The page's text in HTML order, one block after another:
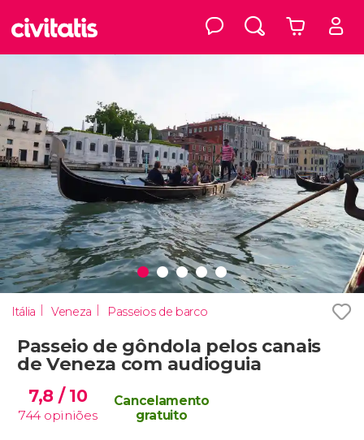
Itália Veneza Passeios de barco
Passeio de gôndola pelos canais
de Veneza com audioguia
7,8 / 10
744 opiniões
Cancelamento
gratuito